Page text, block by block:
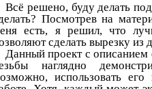
Всё решено, буду делать
Посмотрев на
есть, я решил, что
сделать вырезку из
Данный проект с
наглядно
использовать его